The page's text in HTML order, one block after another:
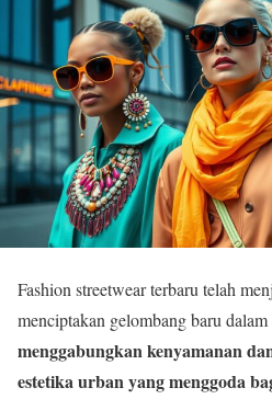
Fashion streetwear terbaru telah
menciptakan gelombang baru
menggabungkan kenyamanan
estetika urban yang menggoda